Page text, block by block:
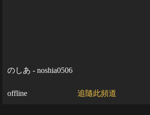
のしあ - noshia0506
offline 追隨此頻道